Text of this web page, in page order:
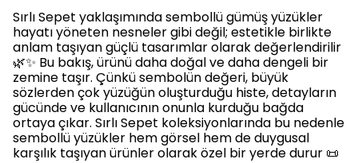
Sırlı Sepet yaklaşımında sembollü gümüş yüzükler
hayatı yöneten nesneler gibi değil; estetikle birlikte
anlam taşıyan güçlü tasarımlar olarak değerlendirilir
🌿✨ Bu bakış, ürünü daha doğal ve daha dengeli bir
zemine taşır. Çünkü sembolün değeri, büyük
sözlerden çok yüzüğün oluşturduğu histe, detayların
gücünde ve kullanıcının onunla kurduğu bağda
ortaya çıkar. Sırlı Sepet koleksiyonlarında bu nedenle
sembollü yüzükler hem görsel hem de duygusal
karşılık taşıyan ürünler olarak özel bir yerde durur 📜